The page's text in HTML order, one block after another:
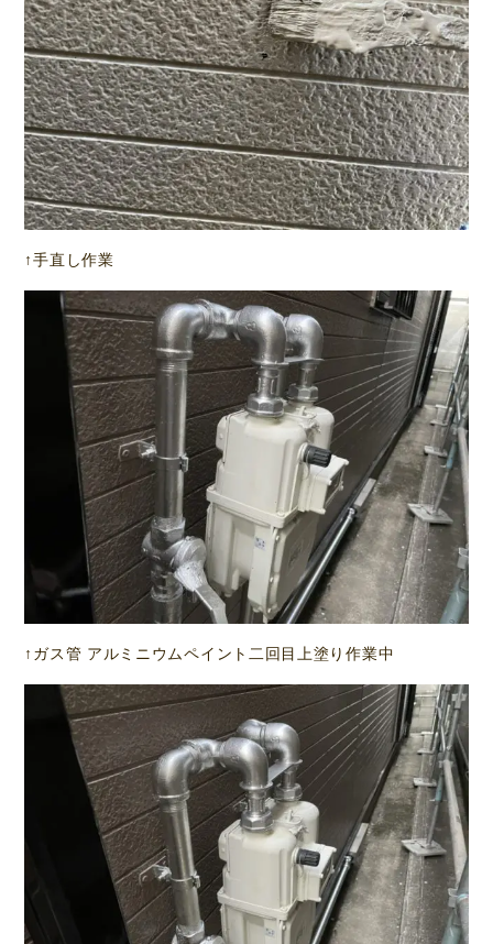
↑手直し作業
↑ガス管 アルミニウムペイント二回目上塗り作業中